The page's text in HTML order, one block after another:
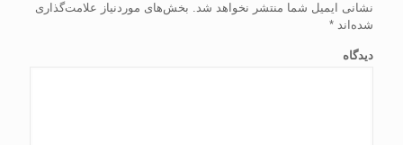
نشانی ایمیل شما منتشر نخواهد شد. بخش‌های موردنیاز علامت‌گذاری
شده‌اند *
دیدگاه